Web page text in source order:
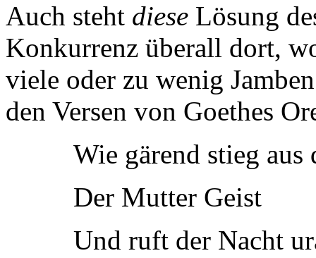
Auch steht diese Lösung
Konkurrenz überall dort,
viele oder zu wenig
den Versen von Goethes
Wie gärend stieg
Der Mutter Geist
Und ruft der Nacht